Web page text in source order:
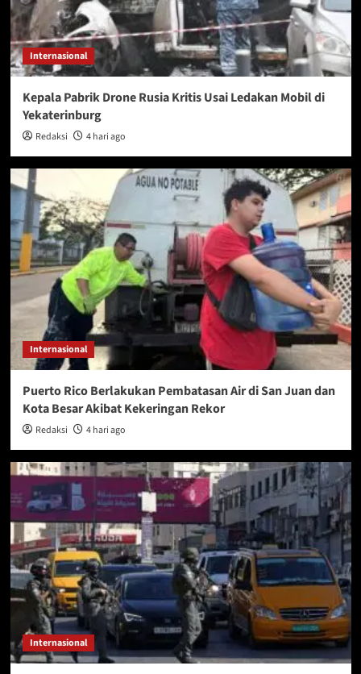
Internasional
Kepala Pabrik Drone Rusia Kritis Usai Ledakan Mobil di
Yekaterinburg
Redaksi 4 hari ago
Internasional
Puerto Rico Berlakukan Pembatasan Air di San Juan dan
Kota Besar Akibat Kekeringan Rekor
Redaksi 4 hari ago
Internasional